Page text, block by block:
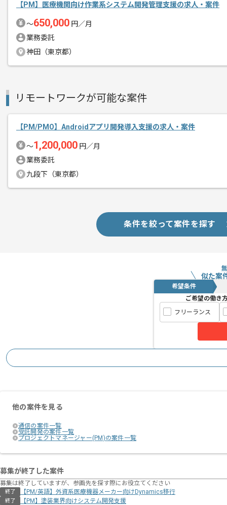
【PM】医療機関向け作業系システム開発管理支援の求人・案件
〜650,000 円／月
業務委託
神田（東京都）
リモートワークが可能な案件
【PM/PMO】Androidアプリ開発導入支援の求人・案件
〜1,200,000 円／月
業務委託
九段下（東京都）
条件を絞って案件を探す
似た案
希望条件
ご希望の働き
フリーランス
他の案件を見る
通信の案件一覧
受託開発の案件一覧
プロジェクトマネージャー(PM)の案件一覧
募集が終了した案件
募集は終了していますが、参画先を探す際にお役立てください
終了 【PM/英語】外資系医療機器メーカー向けDynamics移行
終了 【PM】塗装業界向けシステム開発支援